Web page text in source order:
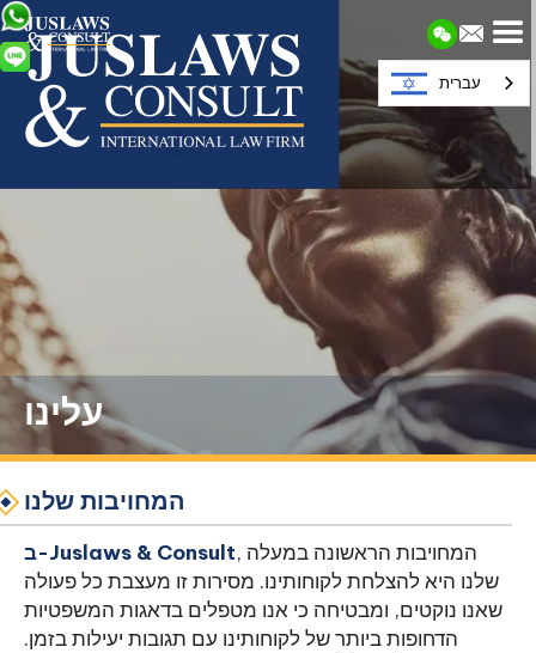
עלינו
המחויבות שלנו
ב-Juslaws & Consult, המחויבות הראשונה במעלה
שלנו היא להצלחת לקוחותינו. מסירות זו מעצבת כל פעולה
שאנו נוקטים, ומבטיחה כי אנו מטפלים בדאגות המשפטיות
הדחופות ביותר של לקוחותינו עם תגובות יעילות בזמן.
עברית